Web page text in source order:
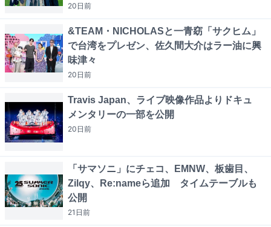
20日前
&TEAM・NICHOLASと一青窈「サクヒム」
で台湾をプレゼン、佐久間大介はラー油に興
味津々
20日前
Travis Japan、ライブ映像作品よりドキュ
メンタリーの一部を公開
20日前
「サマソニ」にチェコ、EMNW、板歯目、
Zilqy、Re:nameら追加 タイムテーブルも
公開
21日前